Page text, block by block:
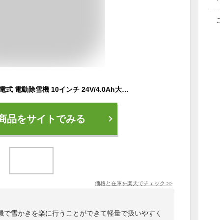
除雪機 コードレス 充電式 電動除雪機 10インチ 24V/4.0Ah大容量バッテリー付き 電動スノースロー 除雪幅28cm 除雪高17.5cm ハイパワー スノーショベル スノーブレイク 家庭用 軽量 雪かき機 強力 1200Wモーター
品をサイトでみる
価格と在庫を楽天でチェック >>
雪かきを楽に行うことができて軽量で扱いやすく